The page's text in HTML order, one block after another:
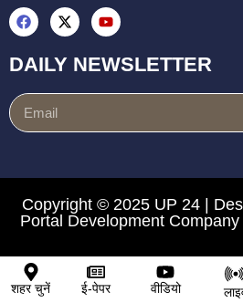
DAILY NEWSLETTER
Copyright © 2025 UP 24 |
Portal Development
शहर चुनें ई-पेपर वीडियो